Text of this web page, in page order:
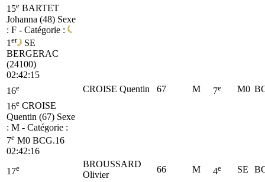
15e BARTET
Johanna (48) Sexe
: F - Catégorie :
1 er
SE
BERGERAC
(24100)
02:42:15
16e CROISE Quentin 67 M 7e M0
16e CROISE
Quentin (67) Sexe
: M - Catégorie :
7e M0 BCG.16
02:42:16
17e
BROUSSARD
Olivier
66 M 4e SE